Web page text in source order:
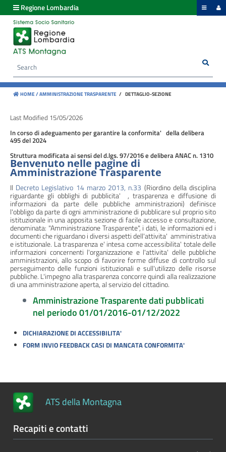
Regione Lombardia
HOME /AMMINISTRAZIONE TRASPARENTE / DETTAGLIO-SEZIONE
Last Modified 15/05/2026
In corso di adeguamento per garantire la conformita' della delibera
495 del 2024
Struttura modificata ai sensi del d.lgs. 97/2016 e delibera ANAC n. 1310
Benvenuto nelle pagine di
Amministrazione Trasparente
Il Decreto Legislativo 14 marzo 2013, n.33 (Riordino della disciplina
riguardante gli obblighi di pubblicita' , trasparenza e diffusione di
informazioni da parte delle pubbliche amministrazioni) definisce
l'obbligo da parte di ogni amministrazione di pubblicare sul proprio sito
istituzionale in una apposita sezione di facile accesso e consultazione,
denominata: "Amministrazione Trasparente", i dati, le informazioni ed i
documenti che riguardano i diversi aspetti dell'attivita' amministrativa
e istituzionale. La trasparenza e' intesa come accessibilita' totale delle
informazioni concernenti l'organizzazione e l'attivita' delle pubbliche
amministrazioni, allo scopo di favorire forme diffuse di controllo sul
perseguimento delle funzioni istituzionali e sull'utilizzo delle risorse
pubbliche. L'impegno alla trasparenza concorre quindi alla realizzazione
di una amministrazione aperta, al servizio del cittadino.
Amministrazione Trasparente dati pubblicati
nel periodo 01/01/2016-01/12/2022
DICHIARAZIONE DI ACCESSIBILITA'
FORM INVIO FEEDBACK CASI DI MANCATA CONFORMITA'
ATS della Montagna
Recapiti e contatti
menu
Disposizioni
generali
Organizzazione
collaboratori
Personale
Bandi
di
concorso
Performance
Enti
controllati
Attività
Provvedimenti
Controlli
sulle
attivita'
economiche